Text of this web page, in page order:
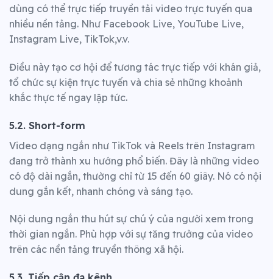
dùng có thể trực tiếp truyền tải video trực tuyến qua
nhiều nền tảng. Như Facebook Live, YouTube Live,
Instagram Live, TikTok,v.v.
Điều này tạo cơ hội để tương tác trực tiếp với khán giả,
tổ chức sự kiện trực tuyến và chia sẻ những khoảnh
khắc thực tế ngay lập tức.
5.2. Short-form
Video dạng ngắn như TikTok và Reels trên Instagram
đang trở thành xu hướng phổ biến. Đây là những video
có độ dài ngắn, thường chỉ từ 15 đến 60 giây. Nó có nội
dung gắn kết, nhanh chóng và sáng tạo.
Nội dung ngắn thu hút sự chú ý của người xem trong
thời gian ngắn. Phù hợp với sự tăng trưởng của video
trên các nền tảng truyền thông xã hội.